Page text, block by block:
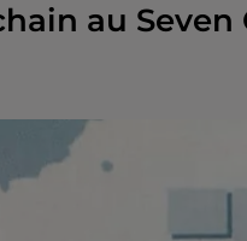
au Seven